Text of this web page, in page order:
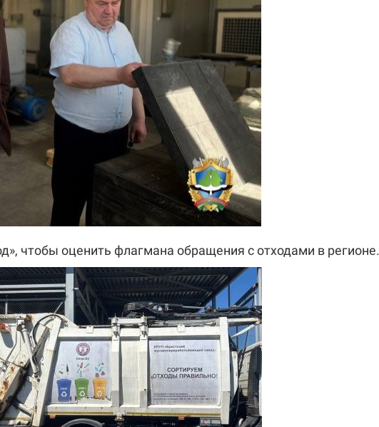
чтобы оценить флагмана обращения с отходами в регионе.